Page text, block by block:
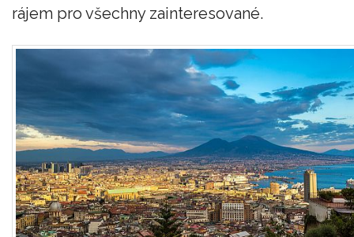
rájem pro všechny zainteresované.